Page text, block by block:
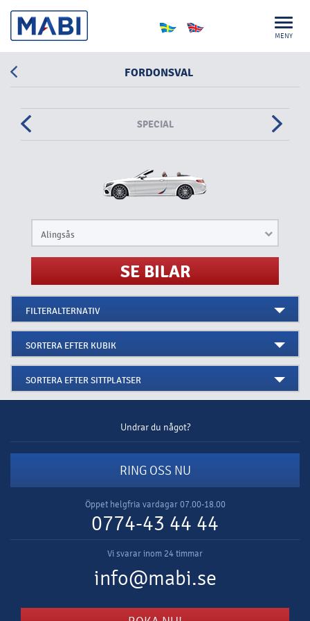
MENY
FORDONSVAL
SPECIAL
Alingsås
SE BILAR
FILTERALTERNATIV
SORTERA EFTER KUBIK
SORTERA EFTER SITTPLATSER
Undrar du något?
RING OSS NU
Öppet helgfria vardagar 07.00-18.00
0774-43 44 44
Vi svarar inom 24 timmar
info@mabi.se